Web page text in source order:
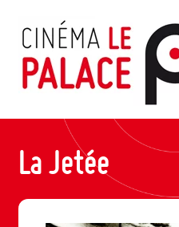
contenu
La Jetée